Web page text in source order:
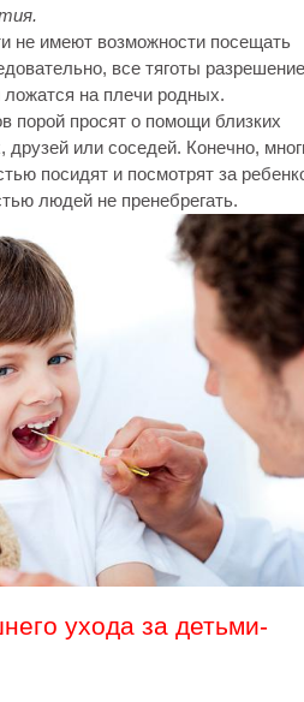
не имеют возможности посещать
все тяготы разрешение
ложатся на плечи родных.
порой просят о помощи близких
или соседей. Конечно,
посидят и посмотрят за
людей не пренебрегать.
ухода за детьми-